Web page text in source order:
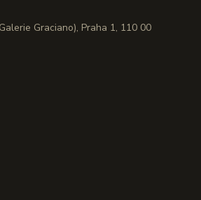
Graciano), Praha 1, 110 00